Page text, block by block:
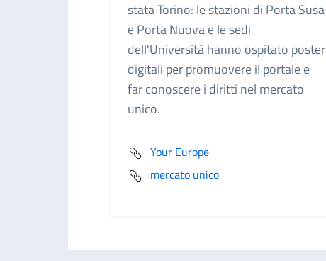
stata Torino: le stazioni di Porta Susa
e Porta Nuova e le sedi
dell'Università hanno ospitato poster
digitali per promuovere il portale e
far conoscere i diritti nel mercato
unico.
Your Europe
mercato unico